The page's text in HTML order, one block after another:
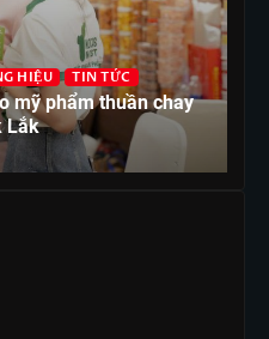
HIỆU TIN TỨC
mỹ phẩm thuần chay
Lắk